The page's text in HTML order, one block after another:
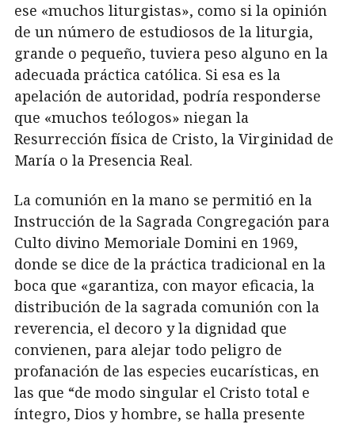
ese «muchos liturgistas», como si la opinión
de un número de estudiosos de la liturgia,
grande o pequeño, tuviera peso alguno en la
adecuada práctica católica. Si esa es la
apelación de autoridad, podría responderse
que «muchos teólogos» niegan la
Resurrección física de Cristo, la Virginidad de
María o la Presencia Real.
La comunión en la mano se permitió en la
Instrucción de la Sagrada Congregación para
Culto divino Memoriale Domini en 1969,
donde se dice de la práctica tradicional en la
boca que «garantiza, con mayor eficacia, la
distribución de la sagrada comunión con la
reverencia, el decoro y la dignidad que
convienen, para alejar todo peligro de
profanación de las especies eucarísticas, en
las que “de modo singular el Cristo total e
íntegro, Dios y hombre, se halla presente